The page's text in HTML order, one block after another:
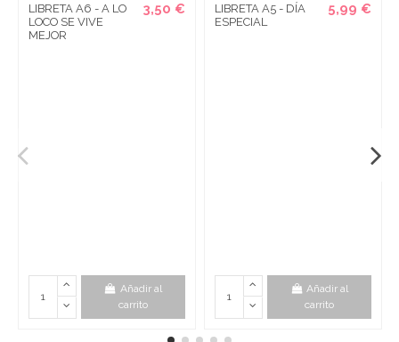
LIBRETA A6 - A LO
LOCO SE VIVE
MEJOR
3,50 €
Añadir al
carrito
LIBRETA A5 - DÍA
ESPECIAL
5,99 €
Añadir al
carrito